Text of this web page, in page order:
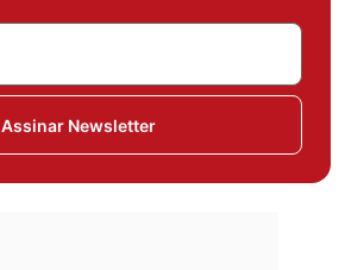
Assinar Newsletter